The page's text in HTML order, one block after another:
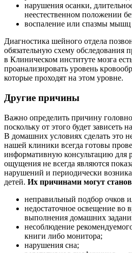
нарушения осанки,
неестественном положении
воспаление или спазмы мышц
Диагностика шейного отдела
обязательную схему обследования
в Клиническом институте мозга
проанализировать уровень
которые проходят на этом уровне.
Другие причины
Важно определить причину
поскольку от этого будет зависеть
В домашних условиях сделать это
нашей клиники всегда готовы
информативную консультацию для
ощущения не всегда являются
нарушений и периодически
детей. Их причинами могут
неправильный подбор очков
недостаточное освещение во
выполнения домашних
несоблюдение
книги либо монитора;
нарушения сна;